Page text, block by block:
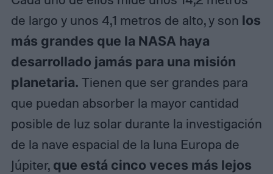
de largo y unos 4,1 metros de alto, y son los
más grandes que la NASA haya
desarrollado jamás para una misión
planetaria. Tienen que ser grandes para
que puedan absorber la mayor cantidad
posible de luz solar durante la investigación
de la nave espacial de la luna Europa de
Júpiter,que está cinco veces más lejos